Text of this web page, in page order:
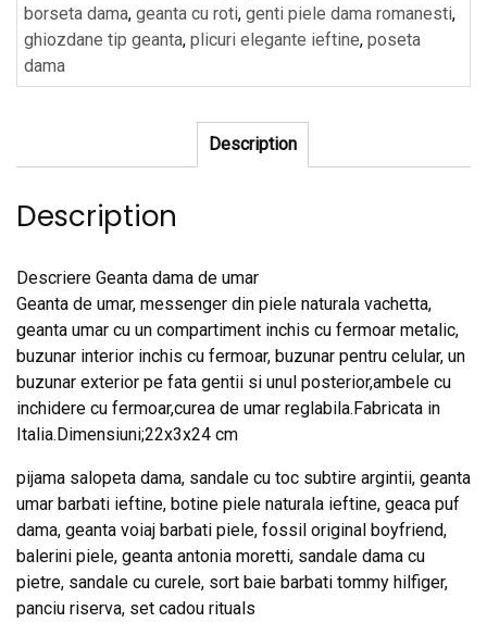
borseta dama, geanta cu roti, genti piele dama romanesti,
ghiozdane tip geanta, plicuri elegante ieftine, poseta
dama
Description
Description
Descriere Geanta dama de umar
Geanta de umar, messenger din piele naturala vachetta,
geanta umar cu un compartiment inchis cu fermoar metalic,
buzunar interior inchis cu fermoar, buzunar pentru celular, un
buzunar exterior pe fata gentii si unul posterior,ambele cu
inchidere cu fermoar,curea de umar reglabila.Fabricata in
Italia.Dimensiuni;22x3x24 cm
pijama salopeta dama, sandale cu toc subtire argintii, geanta
umar barbati ieftine, botine piele naturala ieftine, geaca puf
dama, geanta voiaj barbati piele, fossil original boyfriend,
balerini piele, geanta antonia moretti, sandale dama cu
pietre, sandale cu curele, sort baie barbati tommy hilfiger,
panciu riserva, set cadou rituals